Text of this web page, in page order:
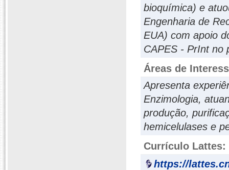
bioquímica) e
Engenharia de
EUA) com apoio
CAPES - PrInt no
Áreas de
Apresenta
Enzimologia,
produção,
hemicelulases e
Currículo Lattes:
https://